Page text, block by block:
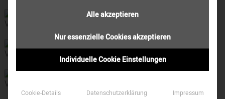
Scheinselbstständigkeit: Die Kriterien und die
finanziellen Konsequenzen
Bewirtungskosten: So erkennt das Finanzamt
Geschäftsessen an
müssen alle Selbstständigen beachten
Alle akzeptieren
Nur essenzielle Cookies akzeptieren
Individuelle Cookie Einstellungen
Cookie-Details Datenschutzerklärung Impressum